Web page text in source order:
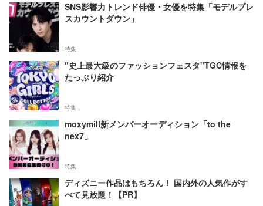
SNS影響力トレンド俳優・女優を特集「モデルプレ
スカウントダウン」
特集
"史上最大級のファッションフェスタ"TGC情報を
たっぷり紹介
特集
moxymill新メンバーオーディション「to the
nex7」
特集
ディズニー作品はもちろん！ 国内外の人気作がす
べて見放題！【PR】